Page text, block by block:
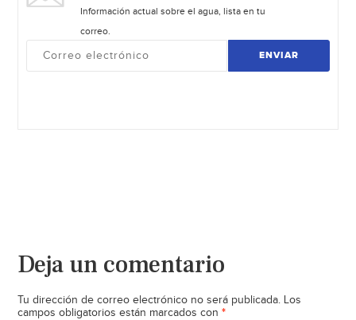
Información actual sobre el agua, lista en tu
correo.
ENVIAR
Deja un comentario
Tu dirección de correo electrónico no será publicada. Los
campos obligatorios están marcados con *